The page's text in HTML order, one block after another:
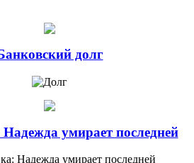
долг
умирает последней